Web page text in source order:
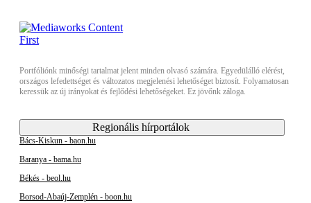
Portfóliónk minőségi tartalmat jelent minden olvasó számára. Egyedülálló elérést,
országos lefedettséget és változatos megjelenési lehetőséget biztosít. Folyamatosan
keressük az új irányokat és fejlődési lehetőségeket. Ez jövőnk záloga.
Regionális hírportálok
Bács-Kiskun - baon.hu
Baranya - bama.hu
Békés - beol.hu
Borsod-Abaúj-Zemplén - boon.hu